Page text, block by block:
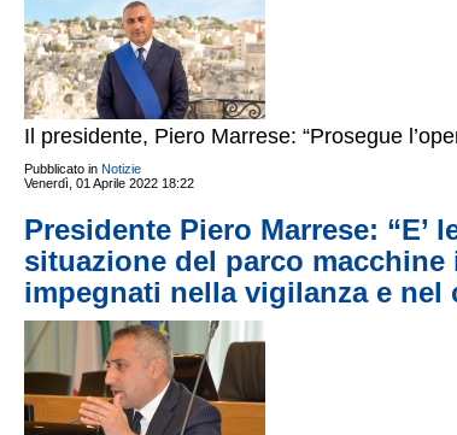
Il presidente, Piero Marrese: “Prosegue
Pubblicato in Notizie
Venerdì, 01 Aprile 2022 18:22
Presidente Piero Marrese: “E’
situazione del parco
impegnati nella vigilanza e